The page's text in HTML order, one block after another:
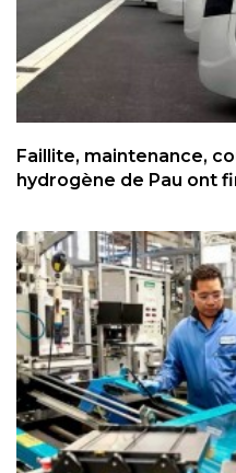
Faillite, maintenance,
hydrogène de Pau ont